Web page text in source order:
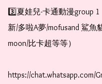
3️⃣夏娃兒-卡通動漫group
新/多啦A夢/mofusand 鯊
moon/比卡超等等）
https://chat.whatsapp.com/